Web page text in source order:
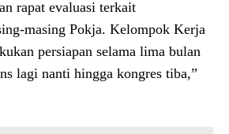
rapat evaluasi terkait
masing Pokja. Kelompok Kerja
persiapan selama lima bulan
lagi nanti hingga kongres tiba,”